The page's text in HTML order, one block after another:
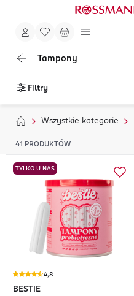
Tampony
Filtry
Wszystkie kategorie
41 PRODUKTÓW
TYLKO U NAS
4,8
BESTIE